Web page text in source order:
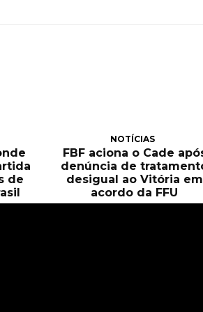
de
NOTÍCIAS
FBF aciona o Cade
denúncia de
desigual ao Vitória em
acordo da FFU